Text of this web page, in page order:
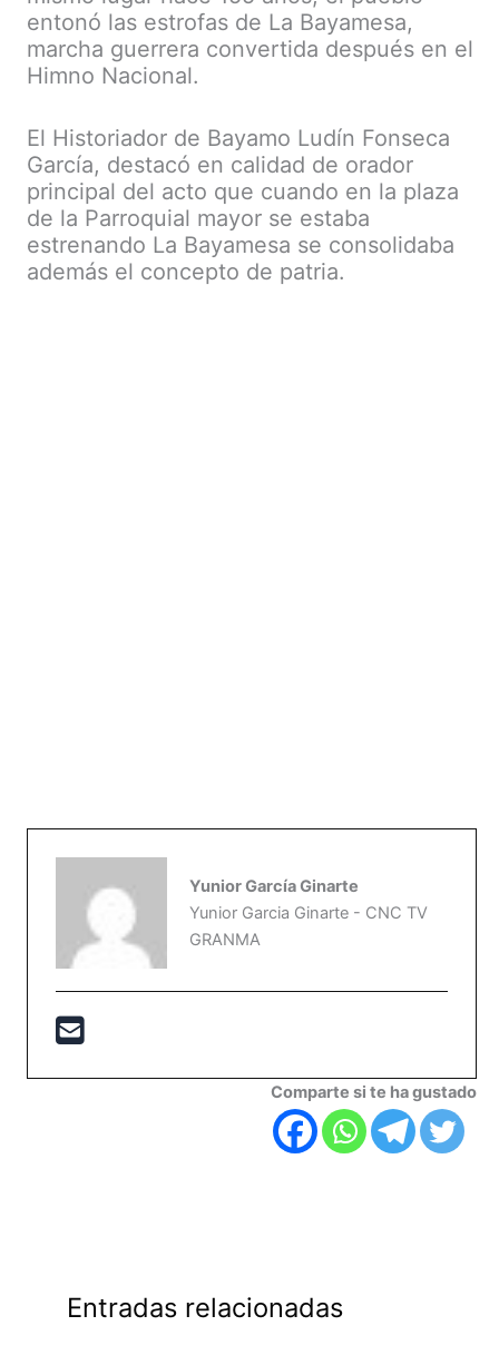
entonó las estrofas de La Bayamesa,
marcha guerrera convertida después en el
Himno Nacional.
El Historiador de Bayamo Ludín Fonseca
García, destacó en calidad de orador
principal del acto que cuando en la plaza
de la Parroquial mayor se estaba
estrenando La Bayamesa se consolidaba
además el concepto de patria.
Yunior García Ginarte
Yunior Garcia Ginarte - CNC TV
GRANMA
Comparte si te ha gustado
Entradas relacionadas